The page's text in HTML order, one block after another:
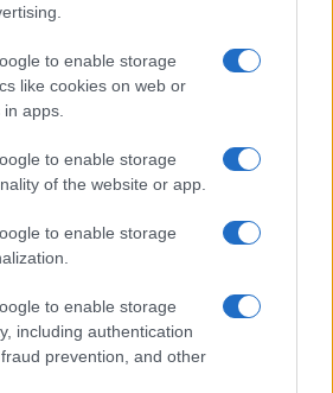
to enable storage
like cookies on web or
apps.
to enable storage
of the website or app.
to enable storage
to enable storage
including authentication
prevention, and other
πράξη